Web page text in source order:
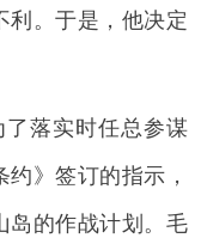
利。于是，他决定
了落实时任总参谋
》签订的指示，
岛的作战计划。毛